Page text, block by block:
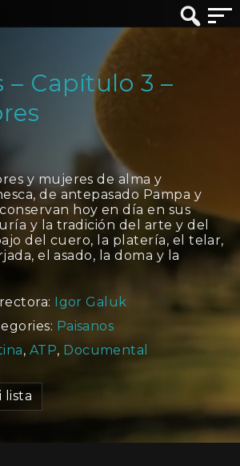
– Capítulo 3 –
y mujeres de alma y
de antepasado Pampa y
hoy en día en sus
y la tradición del arte y del
del cuero, la platería, el telar,
el asado, la doma y la
Igor Galuk
Paisanos
, ATP, Documental
lista